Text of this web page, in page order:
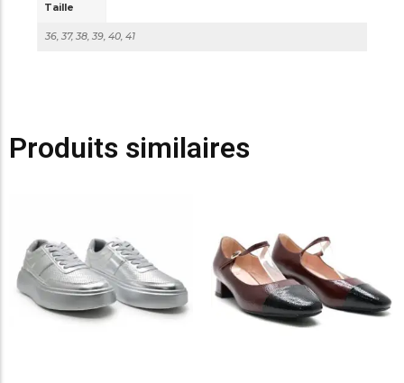
Taille
36, 37, 38, 39, 40, 41
Produits similaires